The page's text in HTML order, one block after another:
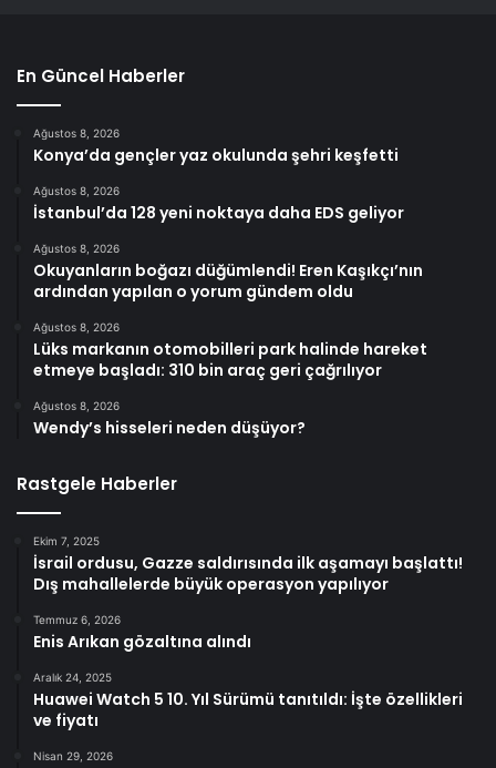
En Güncel Haberler
Ağustos 8, 2026
Konya’da gençler yaz okulunda şehri keşfetti
Ağustos 8, 2026
İstanbul’da 128 yeni noktaya daha EDS geliyor
Ağustos 8, 2026
Okuyanların boğazı düğümlendi! Eren Kaşıkçı’nın
ardından yapılan o yorum gündem oldu
Ağustos 8, 2026
Lüks markanın otomobilleri park halinde hareket
etmeye başladı: 310 bin araç geri çağrılıyor
Ağustos 8, 2026
Wendy’s hisseleri neden düşüyor?
Rastgele Haberler
Ekim 7, 2025
İsrail ordusu, Gazze saldırısında ilk aşamayı başlattı!
Dış mahallelerde büyük operasyon yapılıyor
Temmuz 6, 2026
Enis Arıkan gözaltına alındı
Aralık 24, 2025
Huawei Watch 5 10. Yıl Sürümü tanıtıldı: İşte özellikleri
ve fiyatı
Nisan 29, 2026